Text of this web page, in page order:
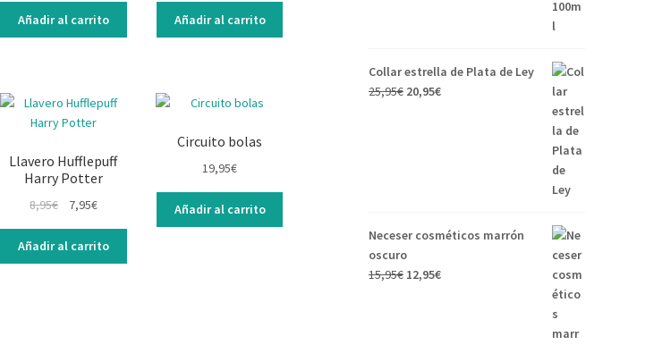
Añadir al carrito Añadir al carrito
Llavero Hufflepuff
Harry Potter
8,95€ 7,95€
Añadir al carrito
Circuito bolas
19,95€
Añadir al carrito
Collar estrella de Plata de Ley
25,95€ 20,95€
Neceser cosméticos marrón
oscuro
15,95€ 12,95€